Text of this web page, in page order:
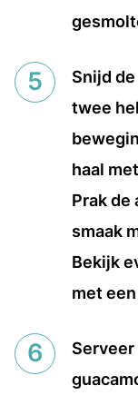
Snijd de
twee
haal
Prak de
smaak
Bekijk
met